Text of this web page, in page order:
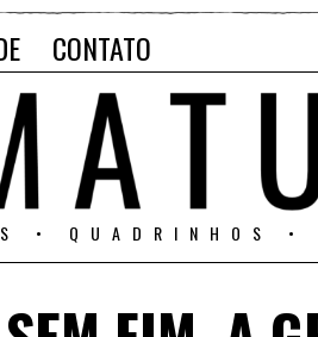
CONTATO
• QUADRINHOS